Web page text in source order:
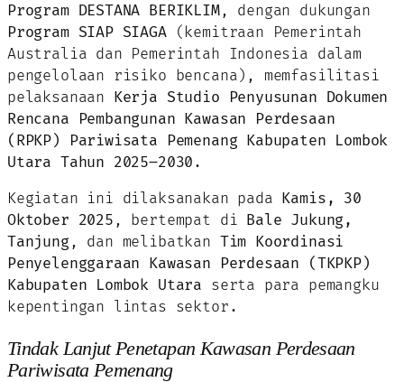
Program DESTANA BERIKLIM, dengan dukungan
Program SIAP SIAGA(kemitraan Pemerintah
Australia dan Pemerintah Indonesia dalam
pengelolaan risiko bencana), memfasilitasi
pelaksanaan Kerja Studio Penyusunan Dokumen
Rencana Pembangunan Kawasan Perdesaan
(RPKP) Pariwisata Pemenang Kabupaten Lombok
Utara Tahun 2025–2030 .
Kegiatan ini dilaksanakan pada Kamis, 30
Oktober 2025 , bertempat di Bale Jukung,
Tanjung , dan melibatkan Tim Koordinasi
Penyelenggaraan Kawasan Perdesaan (TKPKP)
Kabupaten Lombok Utara serta para pemangku
kepentingan lintas sektor.
Tindak Lanjut Penetapan Kawasan Perdesaan
Pariwisata Pemenang